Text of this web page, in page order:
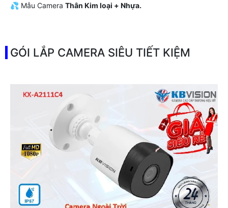
💦 Mẫu Camera Thân Kim loại + Nhựa.
GÓI LẮP CAMERA SIÊU TIẾT KIỆM